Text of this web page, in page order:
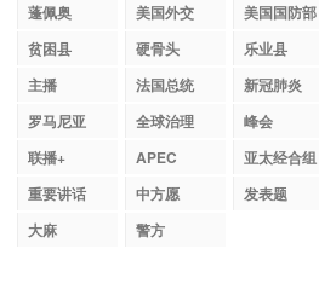
蓬佩奥
美国外交 美国国防部
贫困县
硬骨头 乐业县
主播
法国总统 新冠肺炎
罗马尼亚
全球治理 峰会
联播+
APEC
亚太经合组
重要讲话
中方愿 发表题
大麻
警方